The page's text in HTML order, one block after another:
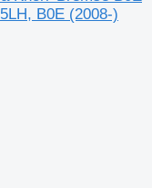
B0E (2008-)